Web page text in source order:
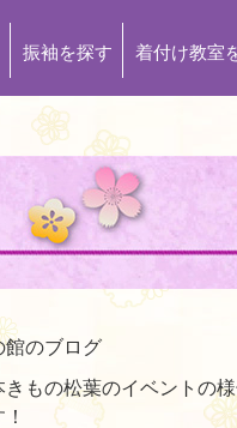
振袖を探す 着付け教室
のブログ
もの松葉のイベントの